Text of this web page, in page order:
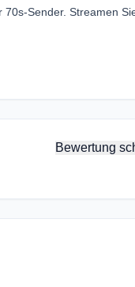
Sender. Streamen
Bewertung